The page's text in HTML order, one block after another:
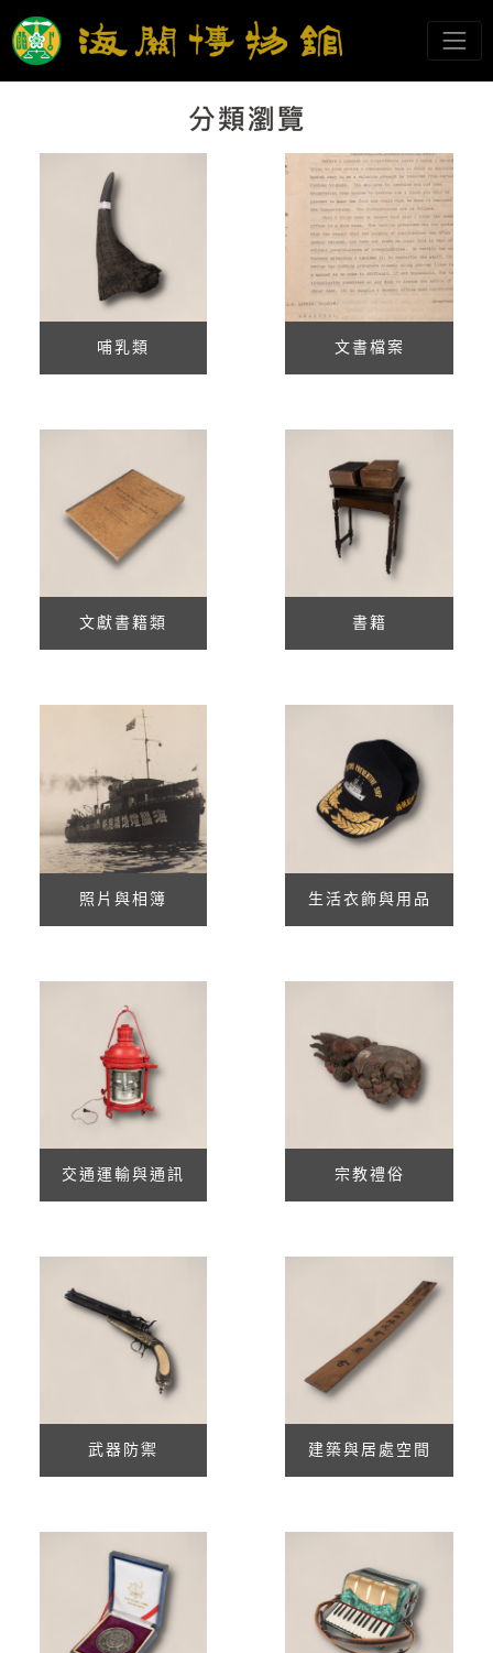
海關博物館
網頁導覽
哺乳類 文書檔案
文獻書籍類 書籍
照片與相簿 生活衣飾與用品
交通運輸與通訊 宗教禮俗
武器防禦 建築與居處空間